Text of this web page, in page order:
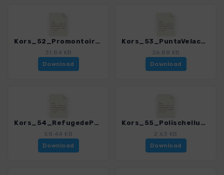
Kors_52_Promontoire_4280_18.gpx
31.84 KB
Download
Kors_53_PuntaVelaco_4280_18.gpx
36.88 KB
Download
Kors_54_RefugedePaliri_4280_18.gpx
58.44 KB
Download
Kors_55_Polischellu_4280_18.gpx
2.63 KB
Download